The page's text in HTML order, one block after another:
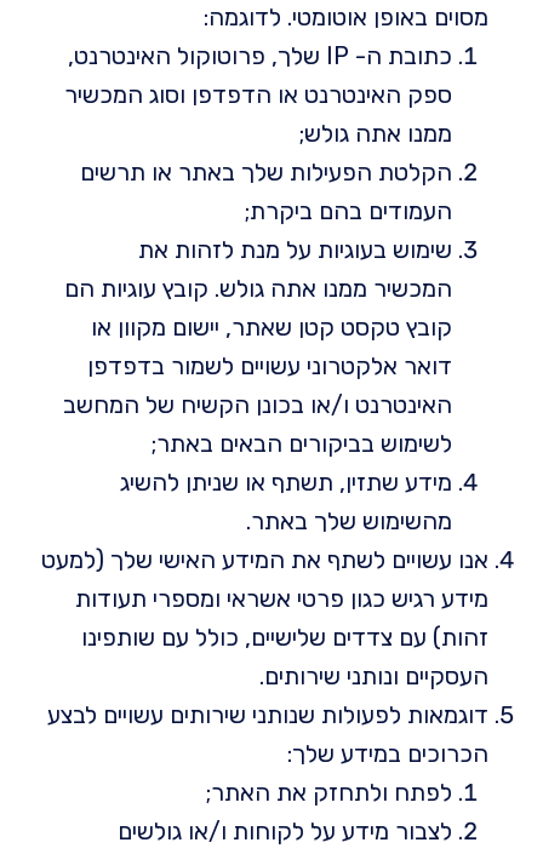
מסוים באופן אוטומטי. לדוגמה:
כתובת ה- IP שלך, פרוטוקול האינטרנט,
ספק האינטרנט או הדפדפן וסוג המכשיר
ממנו אתה גולש;
הקלטת הפעילות שלך באתר או תרשים
העמודים בהם ביקרת;
שימוש בעוגיות על מנת לזהות את
המכשיר ממנו אתה גולש. קובץ עוגיות הם
קובץ טקסט קטן שאתר, יישום מקוון או
דואר אלקטרוני עשויים לשמור בדפדפן
האינטרנט ו/או בכונן הקשיח של המחשב
לשימוש בביקורים הבאים באתר;
מידע שתזין, תשתף או שניתן להשיג
מהשימוש שלך באתר.
אנו עשויים לשתף את המידע האישי שלך (למעט
מידע רגיש כגון פרטי אשראי ומספרי תעודות
זהות) עם צדדים שלישיים, כולל עם שותפינו
העסקיים ונותני שירותים.
דוגמאות לפעולות שנותני שירותים עשויים לבצע
הכרוכים במידע שלך:
לפתח ולתחזק את האתר;
לצבור מידע על לקוחות ו/או גולשים